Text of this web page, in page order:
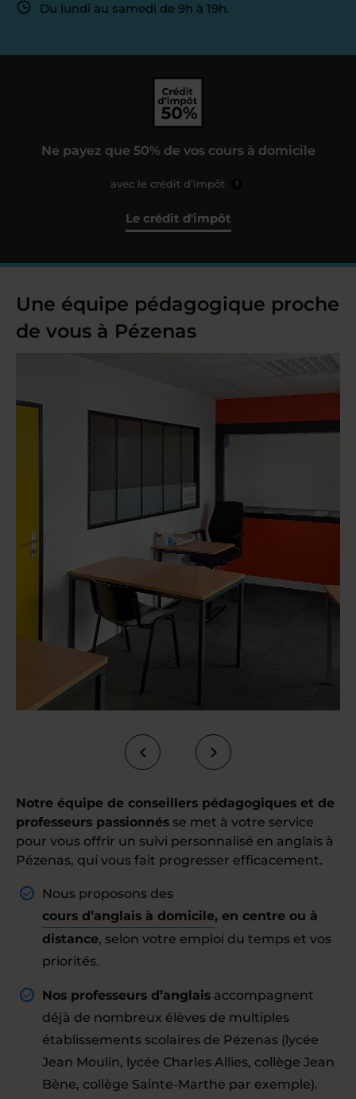
Du lundi au samedi de 9h à 19h.
Ne payez que 50% de vos cours à domicile
avec le crédit d’impôt ?
Le crédit d'impôt
Une équipe pédagogique proche
de vous à Pézenas
Notre équipe de conseillers pédagogiques et de
professeurs passionnés se met à votre service
pour vous offrir un suivi personnalisé en anglais à
Pézenas, qui vous fait progresser efficacement.
Nous proposons des
cours d’anglais à domicile, en centre ou à
distance, selon votre emploi du temps et vos
priorités.
Nos professeurs d’anglais accompagnent
déjà de nombreux élèves de multiples
établissements scolaires de Pézenas (lycée
Jean Moulin, lycée Charles Allies, collège Jean
Bène, collège Sainte-Marthe par exemple).